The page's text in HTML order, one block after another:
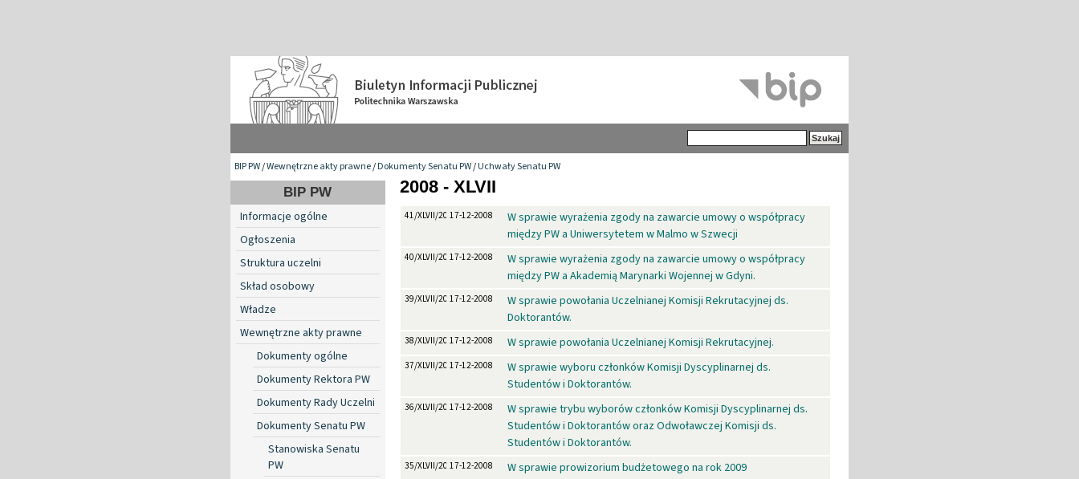
BIP PW/Wewnętrzne akty prawne/Dokumenty Senatu PW/Uchwały Senatu PW
BIP PW
Informacje ogólne
Ogłoszenia
Struktura uczelni
Skład osobowy
Władze
Wewnętrzne akty prawne
Dokumenty ogólne
Dokumenty Rektora PW
Dokumenty Rady Uczelni
Dokumenty Senatu PW
Stanowiska Senatu
PW
2008 - XLVII
41/XLVII/200817-12-2008
W sprawie wyrażenia zgody na zawarcie umowy o współpracy
między PW a Uniwersytetem w Malmo w Szwecji
40/XLVII/200817-12-2008
W sprawie wyrażenia zgody na zawarcie umowy o współpracy
między PW a Akademią Marynarki Wojennej w Gdyni.
39/XLVII/200817-12-2008
W sprawie powołania Uczelnianej Komisji Rekrutacyjnej ds.
Doktorantów.
38/XLVII/200817-12-2008 W sprawie powołania Uczelnianej Komisji Rekrutacyjnej.
37/XLVII/200817-12-2008
W sprawie wyboru członków Komisji Dyscyplinarnej ds.
Studentów i Doktorantów.
36/XLVII/200817-12-2008
W sprawie trybu wyborów członków Komisji Dyscyplinarnej ds.
Studentów i Doktorantów oraz Odwoławczej Komisji ds.
Studentów i Doktorantów.
35/XLVII/200817-12-2008 W sprawie prowizorium budżetowego na rok 2009